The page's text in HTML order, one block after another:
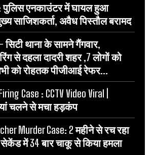
: पुलिस एनकाउंटर में घायल हुआ
साजिशकर्ता, अवैध पिस्तौल बरामद
सिटी थाना के सामने गैंगवार,
से दहला दादरी शहर ,7 लोगों को
को रोहतक पीजीआई रेफर...
Case : CCTV Video Viral |
चलने से मचा हड़कंप
Murder Case: 2 महीने से रच रहा
में 34 बार चाकू से किया हमला